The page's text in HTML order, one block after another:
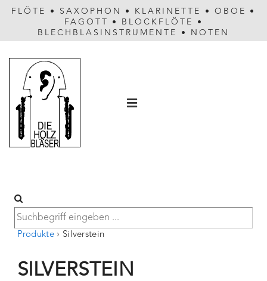
FLÖTE • SAXOPHON • KLARINETTE • OBOE
•
FAGOTT
• BLOCKFLÖTE
•
BLECHBLASINSTRUMENTE
• NOTEN
Produkte › Silverstein
SILVERSTEIN